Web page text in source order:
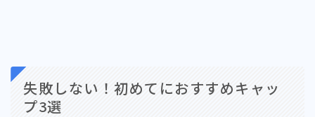
失敗しない！初めてにおすすめキャッ
プ3選